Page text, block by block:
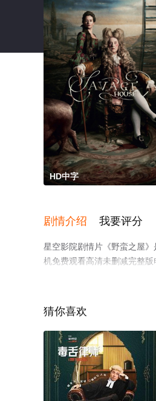
HD中字
剧情介绍 我要评分
星空影院剧情片《野蛮之屋
机免费观看高清未删减完整
。
猜你喜欢